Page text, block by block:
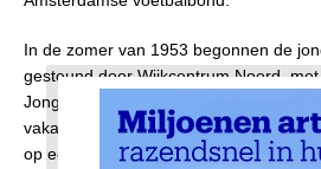
In de zomer van 1953 begonnen de
gesteund door Wijkcentrum Noord, met
Jongens in de leeftijd van tien tot
vakantie-activiteit hutten bouwen. Dat
op een terrein aan de Papaverweg,